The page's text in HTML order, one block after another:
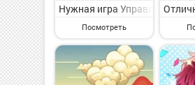
Нужная игра Управление
Посмотреть